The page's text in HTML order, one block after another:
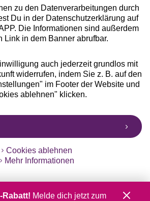
zu den Datenverarbeitungen durch
Du in der Datenschutzerklärung auf
Die Informationen sind außerdem
Link in dem Banner abrufbar.
auch jederzeit grundlos mit
widerrufen, indem Sie z. B. auf den
im Footer der Website und
ablehnen" klicken.
Cookies ablehnen
Mehr Informationen
Rabatt! Melde dich jetzt zum